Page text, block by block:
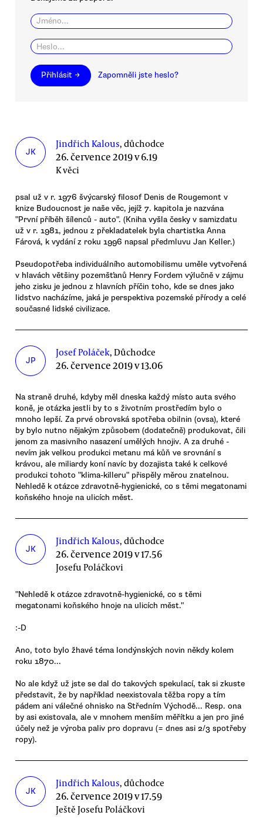
Přihlásit → Zapomněli jste heslo?
JK
Jindřich Kalous, důchodce
26. července 2019 v 6.19
K věci
psal už v r. 1976 švýcarský filosof Denis de Rougemont v
knize Budoucnost je naše věc, jejíž 7. kapitola je nazvána
"První příběh šílenců - auto". (Kniha vyšla česky v samizdatu
už v r. 1981, jednou z překladatelek byla chartistka Anna
Fárová, k vydání z roku 1996 napsal předmluvu Jan Keller.)
Pseudopotřeba individuálního automobilismu uměle vytvořená
v hlavách většiny pozemšťanů Henry Fordem výlučně v zájmu
jeho zisku je jednou z hlavních příčin toho, kde se dnes jako
lidstvo nacházíme, jaká je perspektiva pozemské přírody a celé
současné lidské civilizace.
JP
Josef Poláček, Důchodce
26. července 2019 v 13.06
Na straně druhé, kdyby měl dneska každý místo auta svého
koně, je otázka jestli by to s životním prostředím bylo o
mnoho lepší. Za prvé obrovská spotřeba obilnin (ovsa), které
by bylo nutno nějakým způsobem (dodatečně) produkovat, čili
jenom za masivního nasazení umělých hnojiv. A za druhé -
nevím jak velkou produkci metanu má kůň ve srovnání s
krávou, ale miliardy koní navíc by dozajista také k celkové
produkci tohoto "klima-killeru" přispěly měrou znatelnou.
Nehledě k otázce zdravotně-hygienické, co s těmi megatonami
koňského hnoje na ulicích měst.
JK
Jindřich Kalous, důchodce
26. července 2019 v 17.56
Josefu Poláčkovi
"Nehledě k otázce zdravotně-hygienické, co s těmi
megatonami koňského hnoje na ulicích měst."
:-D
Ano, toto bylo žhavé téma londýnských novin někdy kolem
roku 1870...
No ale když už jste se dal do takových spekulací, tak si zkuste
představit, že by například neexistovala těžba ropy a tím
pádem ani válečné ohnisko na Středním Východě... Resp. ona
by asi existovala, ale v mnohem menším měřítku a jen pro jiné
účely než je výroba paliv pro dopravu (= dnes asi 2/3 spotřeby
ropy).
JK
Jindřich Kalous, důchodce
26. července 2019 v 17.59
Ještě Josefu Poláčkovi